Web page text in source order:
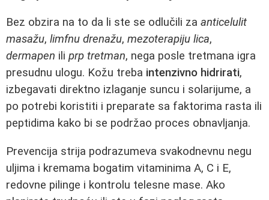
Bez obzira na to da li ste se odlučili za anticelulit
masažu, limfnu drenažu, mezoterapiju lica,
dermapen ili prp tretman, nega posle tretmana igra
presudnu ulogu. Kožu treba intenzivno hidrirati,
izbegavati direktno izlaganje suncu i solarijume, a
po potrebi koristiti i preparate sa faktorima rasta ili
peptidima kako bi se podržao proces obnavljanja.
Prevencija strija podrazumeva svakodnevnu negu
uljima i kremama bogatim vitaminima A, C i E,
redovne pilinge i kontrolu telesne mase. Ako